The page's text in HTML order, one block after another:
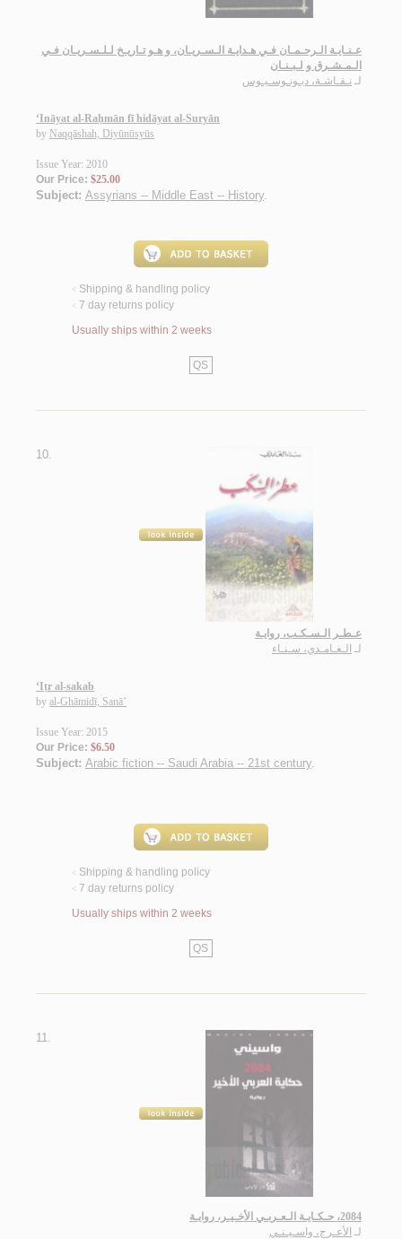
عـنـايـة الـرحـمـان فـي هـدايـة الـسـريـان، و هـو تـاريـخ لـلـسـريـان فـي
الـمـشـرق و لـبـنـان
لـ نـقـاشـة، ديـونـوسـيـوس
‘Ināyat al-Raḥmān fī hidāyat al-Suryān
by Naqqāshah, Diyūnūsyūs
Issue Year: 2010
Our Price: $25.00
Subject: Assyrians -- Middle East -- History.
< Shipping & handling policy
< 7 day returns policy
Usually ships within 2 weeks
QS
10.
عـطـر الـسـكـب، روايـة
لـ الـغـامـدي، سـنـاء
‘Iṭr al-sakab
by al-Ghāmidī, Sanā’
Issue Year: 2015
Our Price: $6.50
Subject: Arabic fiction -- Saudi Arabia -- 21st century.
< Shipping & handling policy
< 7 day returns policy
Usually ships within 2 weeks
QS
11.
2084، حـكـايـة الـعـربـي الأخـيـر، روايـة
لـ الأعـرج، واسـيـنـي